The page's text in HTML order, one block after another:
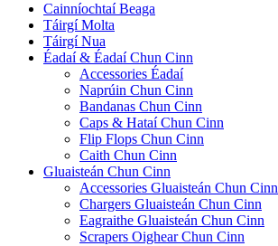
Cainníochtaí Beaga
Táirgí Molta
Táirgí Nua
Éadaí & Éadaí Chun Cinn
Accessories Éadaí
Naprúin Chun Cinn
Bandanas Chun Cinn
Caps & Hataí Chun Cinn
Flip Flops Chun Cinn
Caith Chun Cinn
Gluaisteán Chun Cinn
Accessories Gluaisteán Chun Cinn
Chargers Gluaisteán Chun Cinn
Eagraithe Gluaisteán Chun Cinn
Scrapers Oighear Chun Cinn